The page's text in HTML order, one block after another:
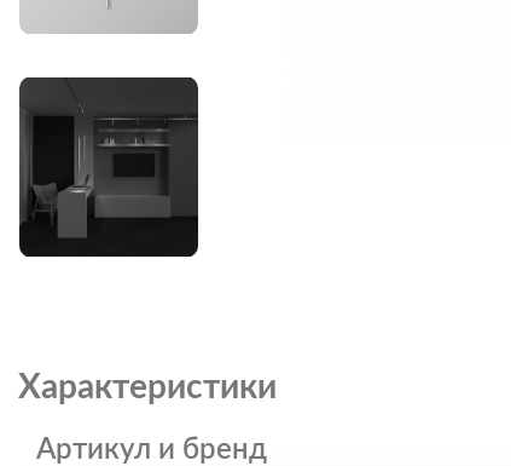
Характеристики
Артикул и бренд